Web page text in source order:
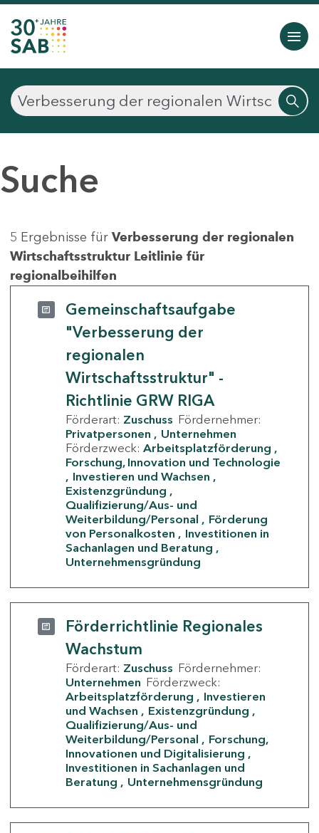
Suche
5 Ergebnisse für Verbesserung der regionalen
Wirtschaftsstruktur Leitlinie für
regionalbeihilfen
Gemeinschaftsaufgabe
"Verbesserung der
regionalen
Wirtschaftsstruktur" -
Richtlinie GRW RIGA
Förderart: Zuschuss Fördernehmer:
Privatpersonen
Unternehmen
Förderzweck: Arbeitsplatzförderung
Forschung, Innovation und Technologie
Investieren und Wachsen
Existenzgründung
Qualifizierung/Aus- und
Weiterbildung/Personal
Förderung
von Personalkosten
Investitionen in
Sachanlagen und Beratung
Unternehmensgründung
Förderrichtlinie Regionales
Wachstum
Förderart: Zuschuss Fördernehmer:
Unternehmen Förderzweck:
Arbeitsplatzförderung
Investieren
und Wachsen
Existenzgründung
Qualifizierung/Aus- und
Weiterbildung/Personal
Forschung,
Innovationen und Digitalisierung
Investitionen in Sachanlagen und
Beratung
Unternehmensgründung